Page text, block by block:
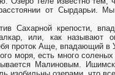
от Сырдарьи.
Сахарной крепости,
или, как называют
проток Аще, впадающий в
моря, есть много
Малиновым.